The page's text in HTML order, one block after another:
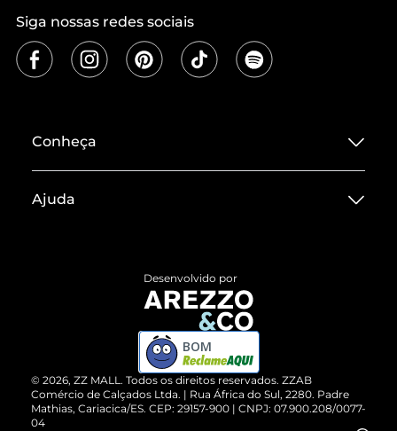
Siga nossas redes sociais
Conheça
Termos de Uso
ZZ MALL é confiável
Cartão Presente
Vendas Corporativas
Ajuda
Devolução do Produto
Compre pelo WhatsApp
© 2026, ZZ MALL. Todos os direitos reservados. ZZAB
Comércio de Calçados Ltda. | Rua África do Sul, 2280. Padre
Mathias, Cariacica/ES. CEP: 29157-900 | CNPJ: 07.900.208/0077-
04
Desenvolvido por
BOM